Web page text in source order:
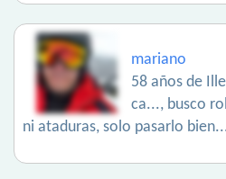
mariano
58 años de
ca..., busco
ni ataduras, solo pasarlo